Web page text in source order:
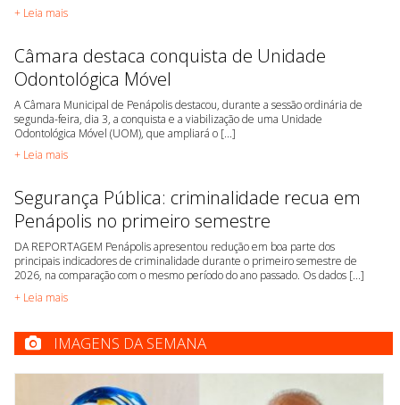
+ Leia mais
Câmara destaca conquista de Unidade
Odontológica Móvel
A Câmara Municipal de Penápolis destacou, durante a sessão ordinária de
segunda-feira, dia 3, a conquista e a viabilização de uma Unidade
Odontológica Móvel (UOM), que ampliará o [...]
+ Leia mais
Segurança Pública: criminalidade recua em
Penápolis no primeiro semestre
DA REPORTAGEM Penápolis apresentou redução em boa parte dos
principais indicadores de criminalidade durante o primeiro semestre de
2026, na comparação com o mesmo período do ano passado. Os dados [...]
+ Leia mais
IMAGENS DA SEMANA